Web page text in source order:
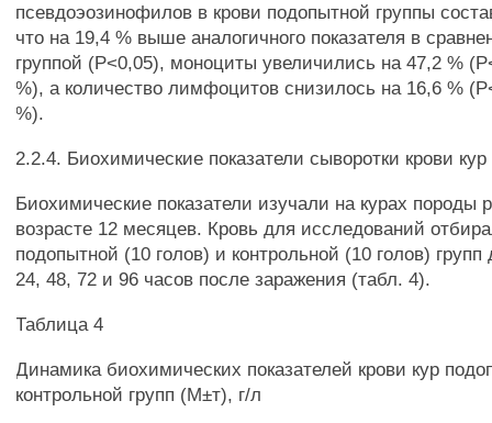
псевдоэозинофилов в крови подопытной группы
что на 19,4 % выше аналогичного показателя в
группой (Р<0,05), моноциты увеличились на 47,2 %
%), а количество лимфоцитов снизилось на 16,6 %
%).
2.2.4. Биохимические показатели сыворотки крови
Биохимические показатели изучали на курах породы
возрасте 12 месяцев. Кровь для исследований
подопытной (10 голов) и контрольной (10 голов)
24, 48, 72 и 96 часов после заражения (табл. 4).
Таблица 4
Динамика биохимических показателей крови кур
контрольной групп (М±т), г/л